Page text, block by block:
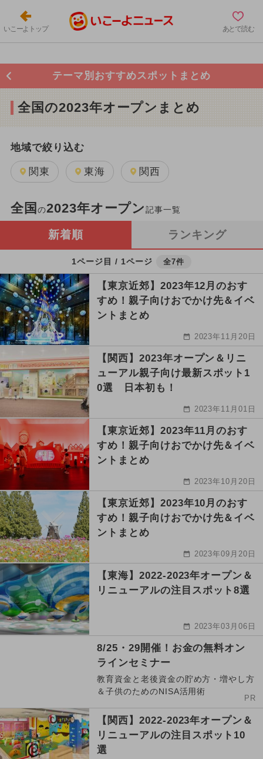
いこーよトップ あとで読む
テーマ別おすすめスポットまとめ
全国の2023年オープンまとめ
地域で絞り込む
関東 東海 関西
全国 の2023年オープン記事一覧
新着順 ランキング
1ページ目 / 1ページ 全7件
【東京近郊】2023年12月のおす
すめ！親子向けおでかけ先＆イベ
ントまとめ
2023年11月20日
【関西】2023年オープン＆リニ
ューアル親子向け最新スポット1
0選 日本初も！
2023年11月01日
【東京近郊】2023年11月のおす
すめ！親子向けおでかけ先＆イベ
ントまとめ
2023年10月20日
【東京近郊】2023年10月のおす
すめ！親子向けおでかけ先＆イベ
ントまとめ
2023年09月20日
【東海】2022-2023年オープン＆
リニューアルの注目スポット8選
2023年03月06日
8/25・29開催！お金の無料オン
ラインセミナー
教育資金と老後資金の貯め方・増やし方
＆子供のためのNISA活用術
PR
【関西】2022-2023年オープン＆
リニューアルの注目スポット10
選